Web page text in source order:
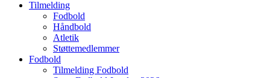
Tilmelding
Fodbold
Håndbold
Atletik
Støttemedlemmer
Fodbold
Tilmelding Fodbold